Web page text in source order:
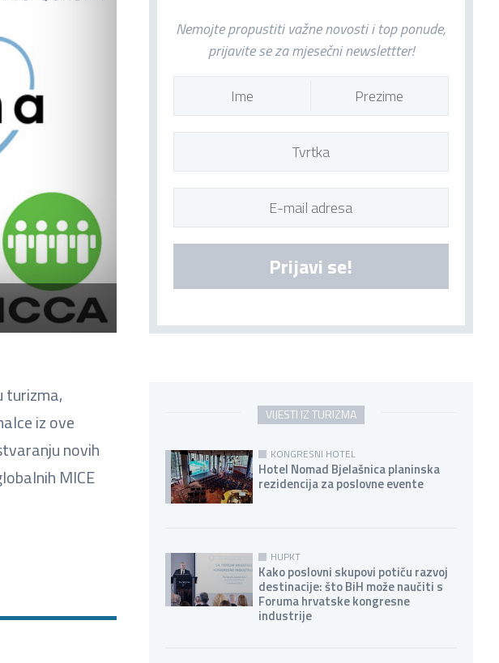
turizma,
iz ove
novih
MICE
Nemojte propustiti važne novosti i top ponude,
prijavite se za mjesečni newslettter!
Prijavi se!
VIJESTI IZ TURIZMA
KONGRESNI HOTEL
Hotel Nomad Bjelašnica planinska
rezidencija za poslovne evente
HUPKT
Kako poslovni skupovi potiču razvoj
destinacije: što BiH može naučiti s
Foruma hrvatske kongresne
industrije